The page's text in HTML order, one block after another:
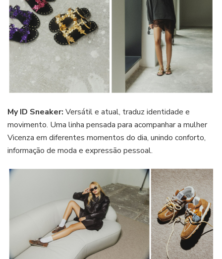
My ID Sneaker: Versátil e atual, traduz identidade e
movimento. Uma linha pensada para acompanhar a mulher
Vicenza em diferentes momentos do dia, unindo conforto,
informação de moda e expressão pessoal.